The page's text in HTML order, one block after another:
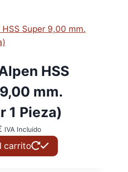
HSS
mm.
1 Pieza)
El
precio
actual
IVA Incluido
carrito